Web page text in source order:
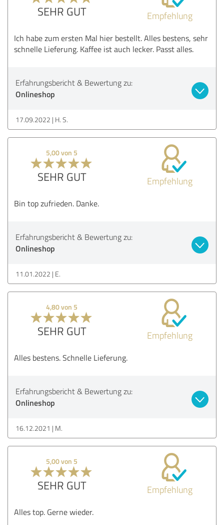
SEHR GUT Empfehlung
Ich habe zum ersten Mal hier bestellt. Alles bestens, sehr
schnelle Lieferung. Kaffee ist auch lecker. Passt alles.
Erfahrungsbericht & Bewertung zu:
Onlineshop
17.09.2022 H. S.
5,00 von 5
SEHR GUT Empfehlung
Bin top zufrieden. Danke.
Erfahrungsbericht & Bewertung zu:
Onlineshop
11.01.2022 E.
4,80 von 5
SEHR GUT Empfehlung
Alles bestens. Schnelle Lieferung.
Erfahrungsbericht & Bewertung zu:
Onlineshop
16.12.2021 M.
5,00 von 5
SEHR GUT Empfehlung
Alles top. Gerne wieder.